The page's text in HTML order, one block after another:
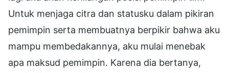
Untuk menjaga citra dan statusku dalam pikiran
pemimpin serta membuatnya berpikir bahwa aku
mampu membedakannya, aku mulai menebak
apa maksud pemimpin. Karena dia bertanya,